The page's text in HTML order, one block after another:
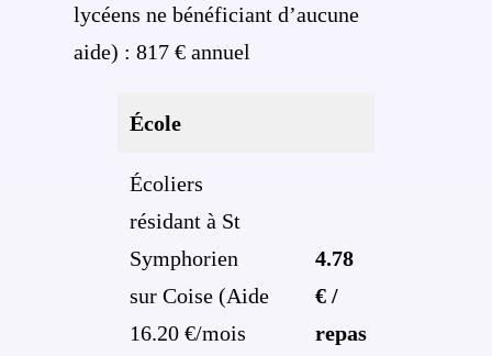
lycéens ne bénéficiant d’aucune
aide) : 817 € annuel
École
Écoliers
résidant à St
Symphorien
sur Coise (Aide
16.20 €/mois
4.78
€ /
repas